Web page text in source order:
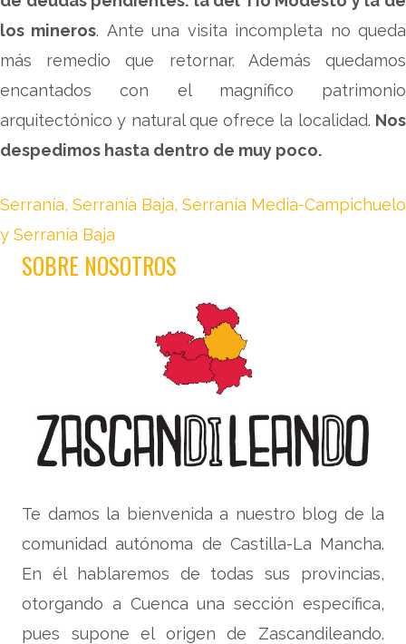
los mineros. Ante una visita incompleta no queda
más remedio que retornar. Además quedamos
encantados con el magnífico patrimonio
arquitectónico y natural que ofrece la localidad. Nos
despedimos hasta dentro de muy poco.
Serranía, Serranía Baja, Serranía Media-Campichuelo
y Serranía Baja
SOBRE NOSOTROS
Te damos la bienvenida a nuestro blog de la
comunidad autónoma de Castilla-La Mancha.
En él hablaremos de todas sus provincias,
otorgando a Cuenca una sección específica,
pues supone el origen de Zascandileando.